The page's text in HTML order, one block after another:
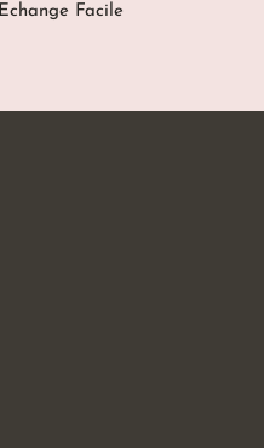
Echange Facile